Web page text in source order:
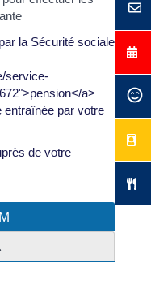
la Sécurité sociale
service-
a>
entraînée par votre
de votre